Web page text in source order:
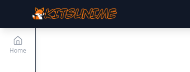
Home